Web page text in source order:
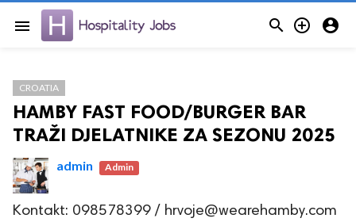
menu   
CROATIA
HAMBY FAST FOOD/BURGER BAR
TRAŽI DJELATNIKE ZA SEZONU 2025
admin Admin
Kontakt: 098578399 / hrvoje@wearehamby.com